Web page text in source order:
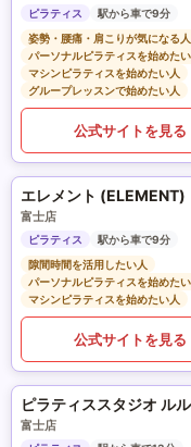
ピラティス
駅から車で9分
姿勢・腰痛・肩こりが気になる人
パーソナルピラティスを始めた
マシンピラティスを始めたい人
グループレッスンで始めたい人
公式サイトを見る
エレメント (ELEMENT)
富士店
ピラティス
駅から車で9分
隙間時間を活用したい人
パーソナルピラティスを始めた
マシンピラティスを始めたい人
公式サイトを見る
ピラティススタジオ ル
富士店